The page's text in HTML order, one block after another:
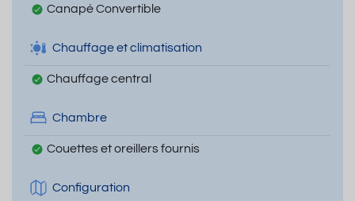
Canapé Convertible
Chauffage et climatisation
Chauffage central
Chambre
Couettes et oreillers fournis
Configuration